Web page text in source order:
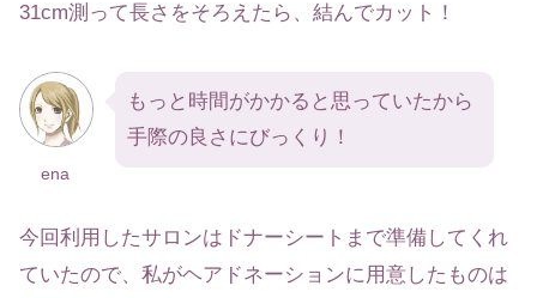
31cm測って長さをそろえたら、結んでカット！
ena
もっと時間がかかると思っていたから
手際の良さにびっくり！
今回利用したサロンはドナーシートまで準備してくれ
ていたので、私がヘアドネーションに用意したものは